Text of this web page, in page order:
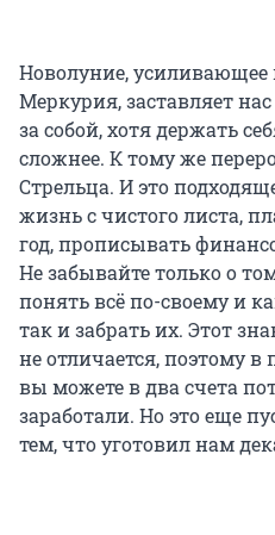
Новолуние, усиливающее
Меркурия, заставляет
за собой, хотя держать
сложнее. К тому же
Стрельца. И это
жизнь с чистого листа,
год, прописывать
Не забывайте только о
понять всё по-своему и
так и забрать их. Этот
не отличается, поэтому в
вы можете в два счета
заработали. Но это еще
тем, что уготовил нам